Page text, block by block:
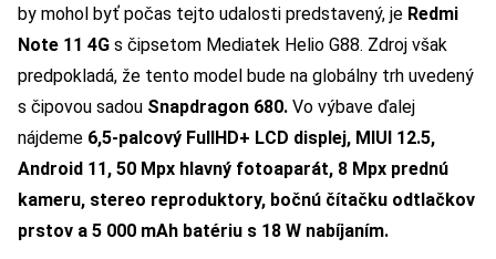
by mohol byť počas tejto udalosti predstavený, je Redmi
Note 11 4G s čipsetom Mediatek Helio G88. Zdroj však
predpokladá, že tento model bude na globálny trh uvedený
s čipovou sadou Snapdragon 680. Vo výbave ďalej
nájdeme 6,5-palcový FullHD+ LCD displej, MIUI 12.5,
Android 11, 50 Mpx hlavný fotoaparát, 8 Mpx prednú
kameru, stereo reproduktory, bočnú čítačku odtlačkov
prstov a 5 000 mAh batériu s 18 W nabíjaním.